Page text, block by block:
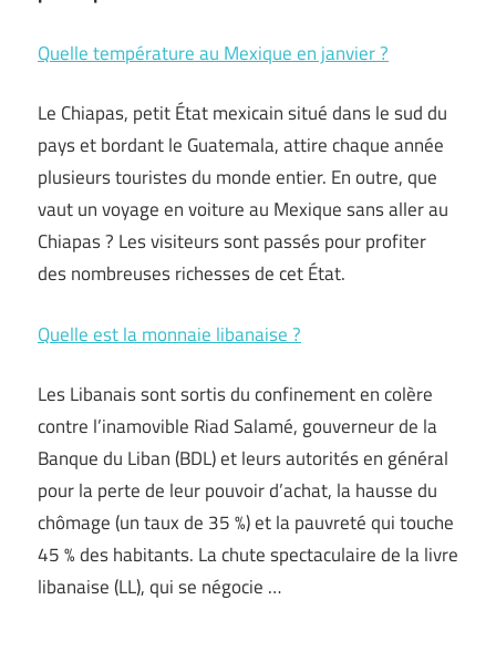
Quelle température au Mexique en janvier ?
Le Chiapas, petit État mexicain situé dans le sud du
pays et bordant le Guatemala, attire chaque année
plusieurs touristes du monde entier. En outre, que
vaut un voyage en voiture au Mexique sans aller au
Chiapas ? Les visiteurs sont passés pour profiter
des nombreuses richesses de cet État.
Quelle est la monnaie libanaise ?
Les Libanais sont sortis du confinement en colère
contre l’inamovible Riad Salamé, gouverneur de la
Banque du Liban (BDL) et leurs autorités en général
pour la perte de leur pouvoir d’achat, la hausse du
chômage (un taux de 35 %) et la pauvreté qui touche
45 % des habitants. La chute spectaculaire de la livre
libanaise (LL), qui se négocie …